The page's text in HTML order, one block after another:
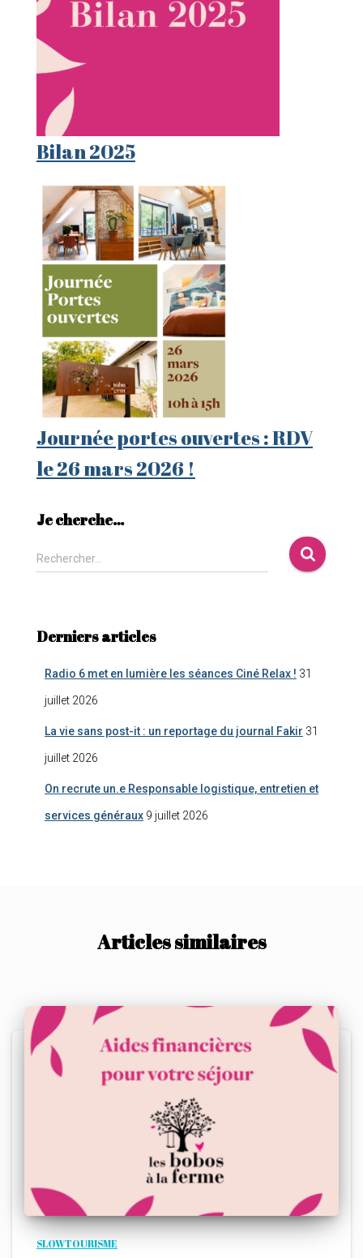
Bilan 2025
Journée portes ouvertes : RDV
le 26 mars 2026 !
Je cherche…
Rechercher…
Derniers articles
Radio 6 met en lumière les séances Ciné Relax ! 31
juillet 2026
La vie sans post-it : un reportage du journal Fakir 31
juillet 2026
On recrute un.e Responsable logistique, entretien et
services généraux 9 juillet 2026
Articles similaires
SLOWTOURISME